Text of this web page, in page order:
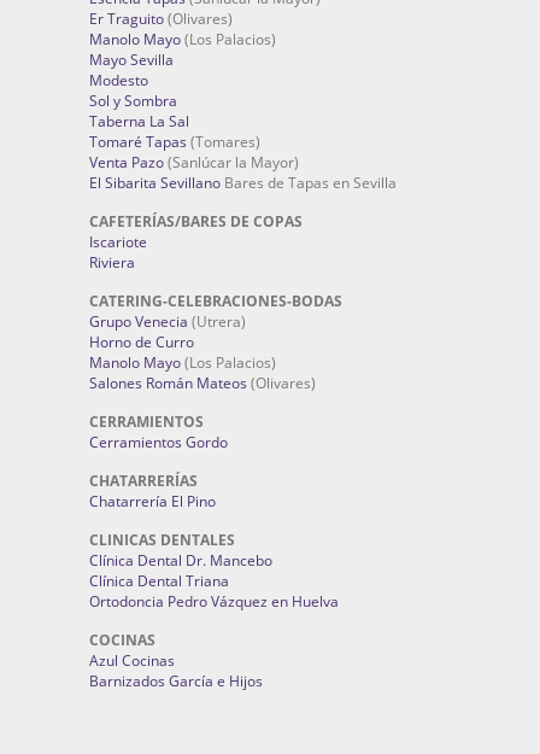
Er Traguito(Olivares)
Manolo Mayo(Los Palacios)
Mayo Sevilla
Modesto
Sol y Sombra
Taberna La Sal
Tomaré Tapas (Tomares)
Venta Pazo(Sanlúcar la Mayor)
El Sibarita Sevillano Bares de Tapas en Sevilla
CAFETERÍAS/BARES DE COPAS
Iscariote
Riviera
CATERING-CELEBRACIONES-BODAS
Grupo Venecia (Utrera)
Horno de Curro
Manolo Mayo(Los Palacios)
Salones Román Mateos (Olivares)
CERRAMIENTOS
Cerramientos Gordo
CHATARRERÍAS
Chatarrería El Pino
CLINICAS DENTALES
Clínica Dental Dr. Mancebo
Clínica Dental Triana
Ortodoncia Pedro Vázquez en Huelva
COCINAS
Azul Cocinas
Barnizados García e Hijos